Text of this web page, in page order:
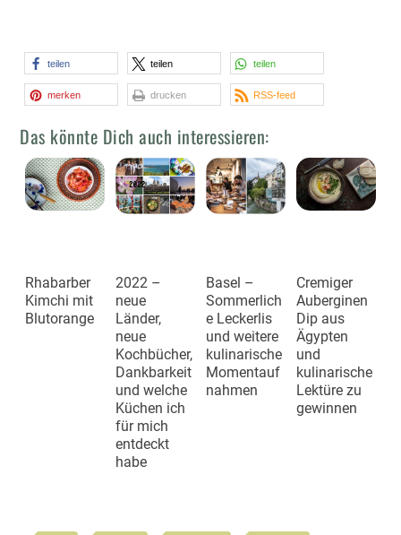
teilen teilen teilen
merken drucken RSS-feed
Das könnte Dich auch interessieren:
Rhabarber
Kimchi mit
Blutorange
2022 –
neue
Länder,
neue
Kochbücher,
Dankbarkeit
und welche
Küchen ich
für mich
entdeckt
habe
Basel –
Sommerlich
e Leckerlis
und weitere
kulinarische
Momentauf
nahmen
Cremiger
Auberginen
Dip aus
Ägypten
und
kulinarische
Lektüre zu
gewinnen